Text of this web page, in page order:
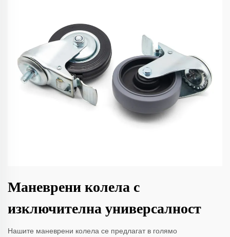
Маневрени колела с
изключителна универсалност
Нашите маневрени колела се предлагат в голямо